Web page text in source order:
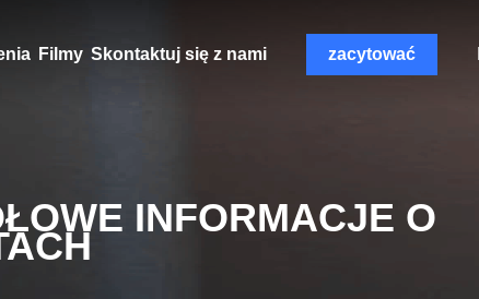
Filmy Skontaktuj się z nami zacytować
INFORMACJE O